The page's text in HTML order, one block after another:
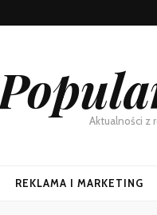
Aktualności z
REKLAMA I MARKETING